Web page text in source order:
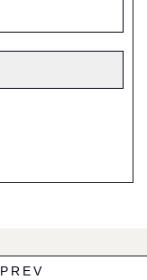
PREV